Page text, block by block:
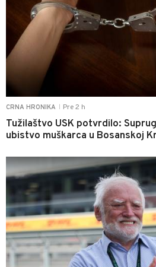
CRNA HRONIKA Pre 2 h
Tužilaštvo USK potvrdilo:
ubistvo muškarca u Bosanskoj